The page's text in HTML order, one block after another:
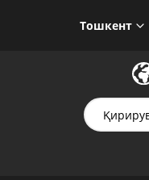
Тошкент